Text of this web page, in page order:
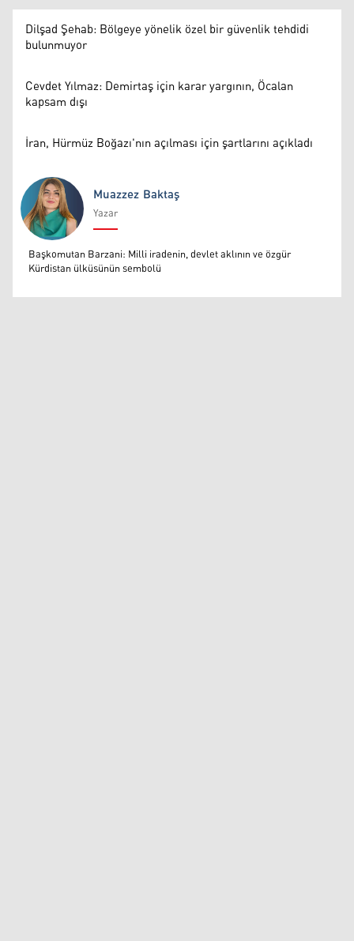
Dilşad Şehab: Bölgeye yönelik özel bir güvenlik tehdidi
bulunmuyor
Cevdet Yılmaz: Demirtaş için karar yargının, Öcalan
kapsam dışı
İran, Hürmüz Boğazı'nın açılması için şartlarını açıkladı
Muazzez Baktaş
Muazzez Baktaş
Yazar
Başkomutan Barzani: Milli iradenin, devlet aklının ve özgür
Kürdistan ülküsünün sembolü